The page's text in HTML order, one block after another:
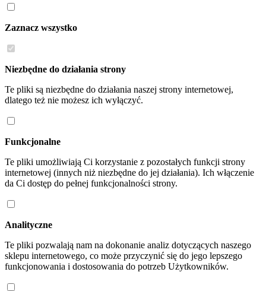
Zaznacz wszystko
Niezbędne do działania strony
Te pliki są niezbędne do działania naszej strony internetowej,
dlatego też nie możesz ich wyłączyć.
Funkcjonalne
Te pliki umożliwiają Ci korzystanie z pozostałych funkcji strony
internetowej (innych niż niezbędne do jej działania). Ich włączenie
da Ci dostęp do pełnej funkcjonalności strony.
Analityczne
Te pliki pozwalają nam na dokonanie analiz dotyczących naszego
sklepu internetowego, co może przyczynić się do jego lepszego
funkcjonowania i dostosowania do potrzeb Użytkowników.